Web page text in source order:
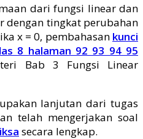
dari fungsi linear dan
dengan tingkat perubahan
x = 0, pembahasan kunci
8 halaman 92 93 94 95
Bab 3 Fungsi Linear
lanjutan dari tugas
telah mengerjakan soal
secara lengkap.